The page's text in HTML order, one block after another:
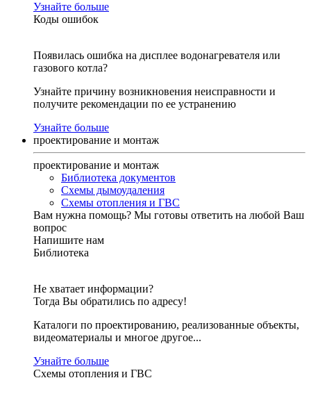
Узнайте больше
Коды ошибок
Появилась ошибка на дисплее водонагревателя или
газового котла?
Узнайте причину возникновения неисправности и
получите рекомендации по ее устранению
Узнайте больше
проектирование и монтаж
проектирование и монтаж
Библиотека документов
Схемы дымоудаления
Схемы отопления и ГВС
Вам нужна помощь? Мы готовы ответить на любой Ваш
вопрос
Напишите нам
Библиотека
Не хватает информации?
Тогда Вы обратились по адресу!
Каталоги по проектированию, реализованные объекты,
видеоматериалы и многое другое...
Узнайте больше
Схемы отопления и ГВС